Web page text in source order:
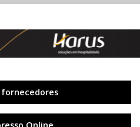
fornecedores